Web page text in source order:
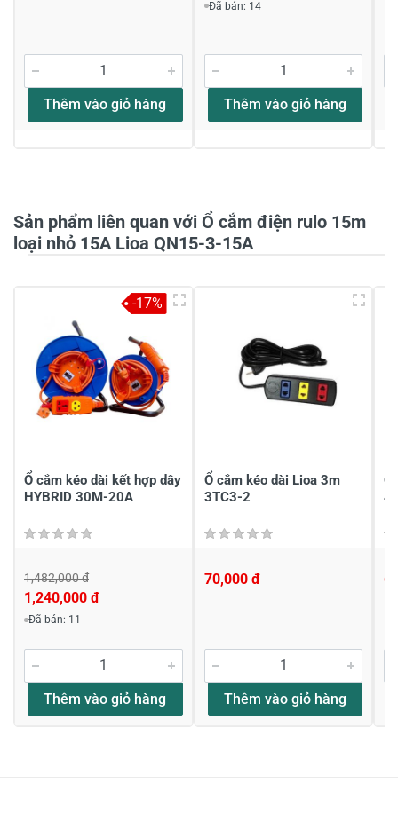
Đánh giá sao
Tiêu đề của nhận xét
Thêm vào giỏ hàng
Đã bán: 14
Thêm vào giỏ hàng
Sản phẩm liên quan với Ổ cắm điện rulo 15m
loại nhỏ 15A Lioa QN15-3-15A
Ổ cắm kéo dài kết hợp dây
HYBRID 30M-20A
1,482,000 đ
1,240,000 đ
Đã bán: 11
Thêm vào giỏ hàng
-17%
Ổ cắm kéo dài Lioa 3m
3TC3-2
70,000 đ
Thêm vào giỏ hàng
Ổ